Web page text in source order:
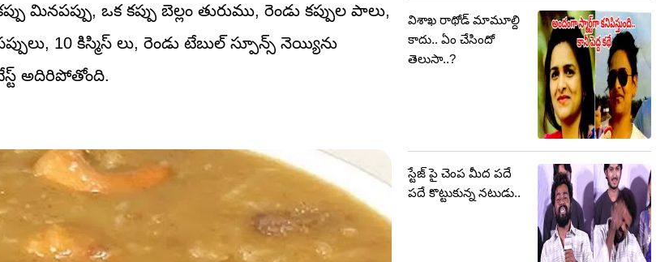
ఒక కప్పు బెల్లం తురుము, రెండు కప్పుల పాలు,
10 కిస్మిస్ లు, రెండు టేబుల్ స్పూన్స్ నెయ్యిను
అదిరిపోతోంది.
విశాఖ రాథోడ్ మామూల్ది
కాదు.. ఏం చేసిందో
తెలుసా..?
స్టేజ్ పై చెంప మీద పదే
పదే కొట్టుకున్న నటుడు..